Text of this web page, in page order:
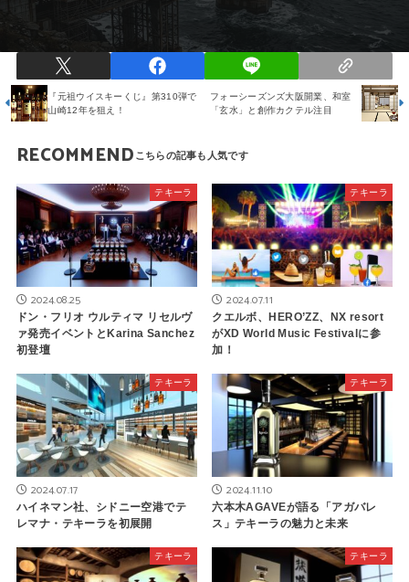
『元祖ウイスキーくじ』第310弾で
山崎12年を狙え！
フォーシーズンズ大阪開業、和室
「玄水」と創作カクテル注目
RECOMMEND
テキーラ
2024.08.25
ドン・フリオ ウルティマ リセルヴ
ァ発売イベントとKarina Sanchez
初登壇
テキーラ
2024.07.11
クエルボ、HERO’ZZ、NX resort
がXD World Music Festivalに参
加！
テキーラ
2024.07.17
ハイネマン社、シドニー空港でテ
レマナ・テキーラを初展開
テキーラ
2024.11.10
六本木AGAVEが語る「アガバレ
ス」テキーラの魅力と未来
テキーラ テキーラ